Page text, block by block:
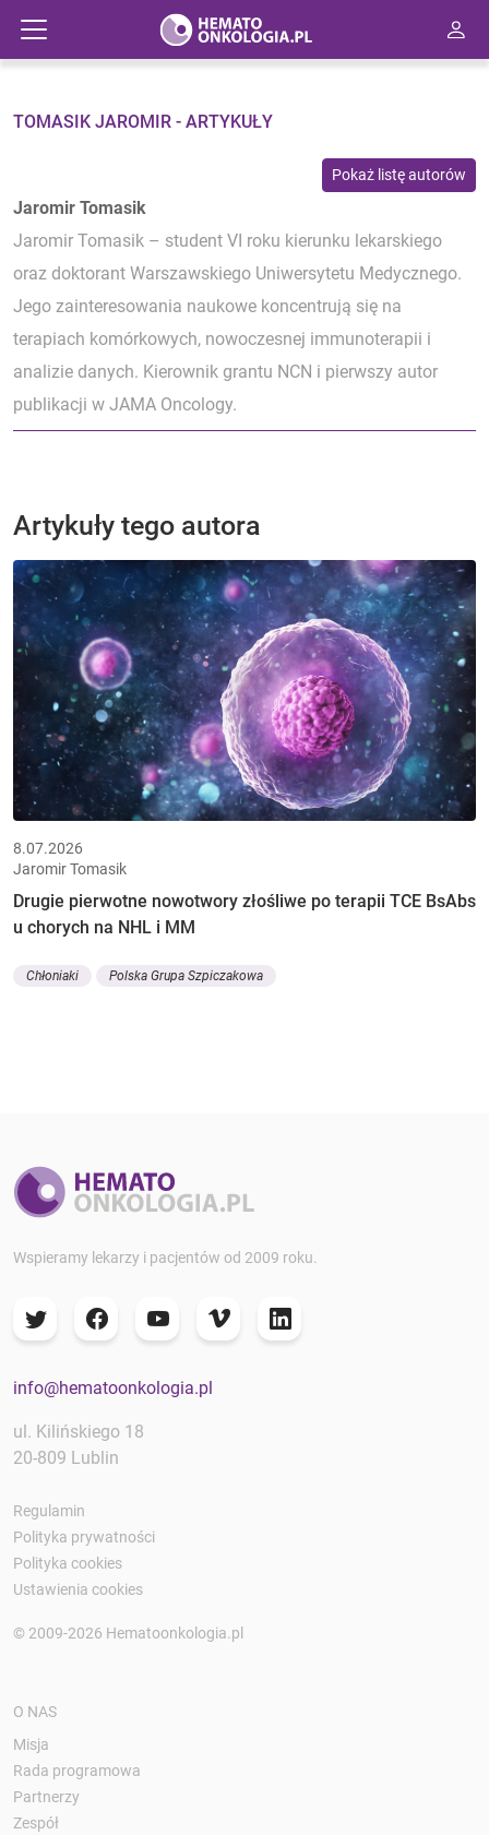
TOMASIK JAROMIR - ARTYKUŁY
Pokaż listę autorów
Jaromir Tomasik
Jaromir Tomasik – student VI roku kierunku lekarskiego
oraz doktorant Warszawskiego Uniwersytetu Medycznego.
Jego zainteresowania naukowe koncentrują się na
terapiach komórkowych, nowoczesnej immunoterapii i
analizie danych. Kierownik grantu NCN i pierwszy autor
publikacji w JAMA Oncology.
Artykuły tego autora
8.07.2026
Jaromir Tomasik
Drugie pierwotne nowotwory złośliwe po terapii TCE BsAbs
u chorych na NHL i MM
Chłoniaki Polska Grupa Szpiczakowa
Wspieramy lekarzy i pacjentów od 2009 roku.
info@hematoonkologia.pl
ul. Kilińskiego 18
20-809 Lublin
Regulamin
Polityka prywatności
Polityka cookies
Ustawienia cookies
© 2009-2026 Hematoonkologia.pl
O NAS
Misja
Rada programowa
Partnerzy
Zespół